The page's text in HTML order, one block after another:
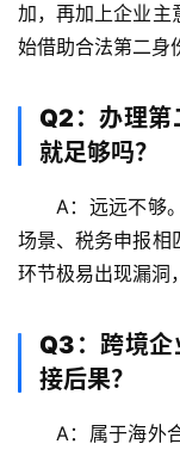
全
球
融
牌
问
答
生
加，再加上企业主
始借助合法第二身
Q2：办理第
就足够吗？
A：远远不够
场景、税务申报相
环节极易出现漏洞
Q3：跨境企
接后果？
A：属于海外